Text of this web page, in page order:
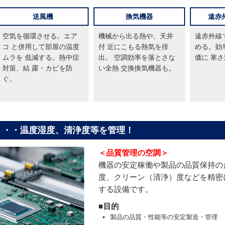
送風機
空気を循環させる。エア
コ と併用して部屋の温度
ムラを 低減する。熱中症
対策、結 露・カビを防
ぐ。
換気機器
機械から出る熱や、天井
付 近にこもる熱気を排
出。 空調効率を落とさな
い全熱 交換換気機器も。
遠赤
遠赤外線
める。効
価に 寒さ
・温度湿度、清浄度等を管理！
＜品質管理の空調＞
機器の安定稼働や製品の品質保持
度、クリーン（清浄）度などを精
する設備です。
■目的
製品の品質・性能等の安定製造・管理